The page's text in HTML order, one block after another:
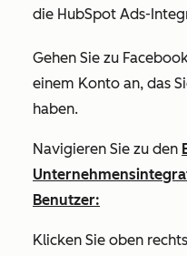
die HubSpot Ads-
Gehen Sie zu
einem Konto an, das
haben.
Navigieren Sie zu den
Benutzer:
Klicken Sie oben